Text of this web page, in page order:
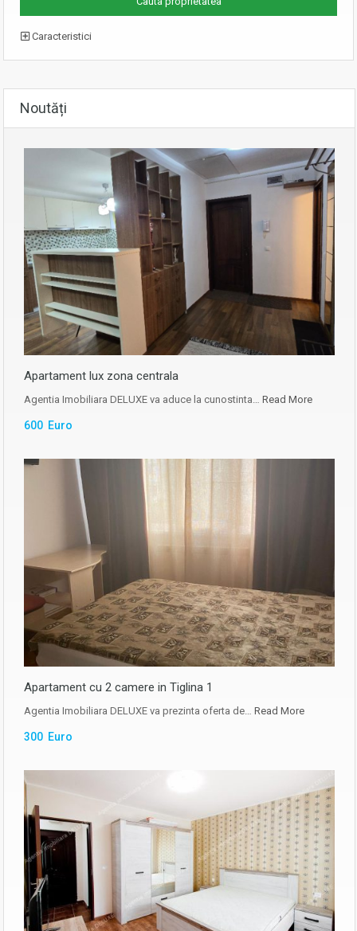
Caracteristici
Noutăți
Apartament lux zona centrala
Agentia Imobiliara DELUXE va aduce la cunostinta… Read More
600 Euro
Apartament cu 2 camere in Tiglina 1
Agentia Imobiliara DELUXE va prezinta oferta de… Read More
300 Euro